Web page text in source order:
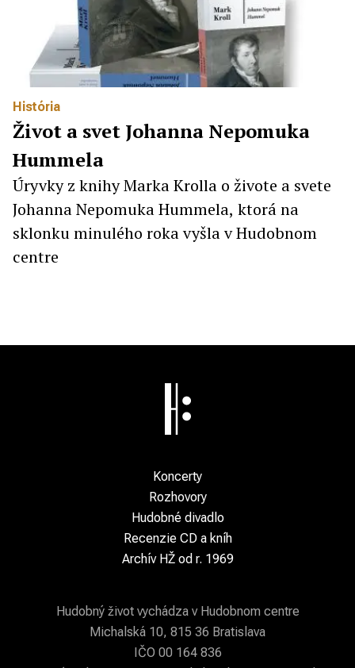
História
Život a svet Johanna Nepomuka
Hummela
Úryvky z knihy Marka Krolla o živote a svete
Johanna Nepomuka Hummela, ktorá na
sklonku minulého roka vyšla v Hudobnom
centre
Koncerty
Rozhovory
Hudobné divadlo
Recenzie CD a kníh
Archív HŽ od r. 1969
Hudobný život vychádza v Hudobnom centre
Michalská 10, 815 36 Bratislava
IČO 00 164 836